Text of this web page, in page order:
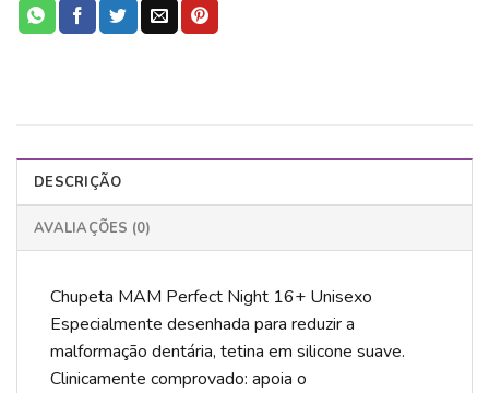
DESCRIÇÃO
AVALIAÇÕES (0)
Chupeta MAM Perfect Night 16+ Unisexo
Especialmente desenhada para reduzir a
malformação dentária, tetina em silicone suave.
Clinicamente comprovado: apoia o